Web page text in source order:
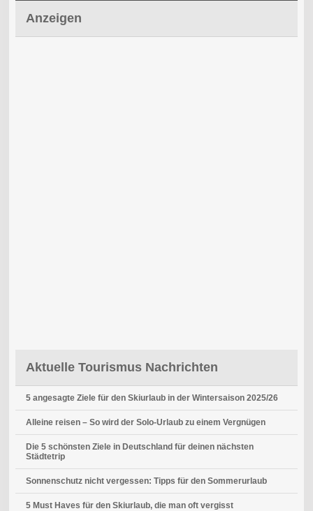
Anzeigen
Aktuelle Tourismus Nachrichten
5 angesagte Ziele für den Skiurlaub in der Wintersaison 2025/26
Alleine reisen – So wird der Solo-Urlaub zu einem Vergnügen
Die 5 schönsten Ziele in Deutschland für deinen nächsten
Städtetrip
Sonnenschutz nicht vergessen: Tipps für den Sommerurlaub
5 Must Haves für den Skiurlaub, die man oft vergisst